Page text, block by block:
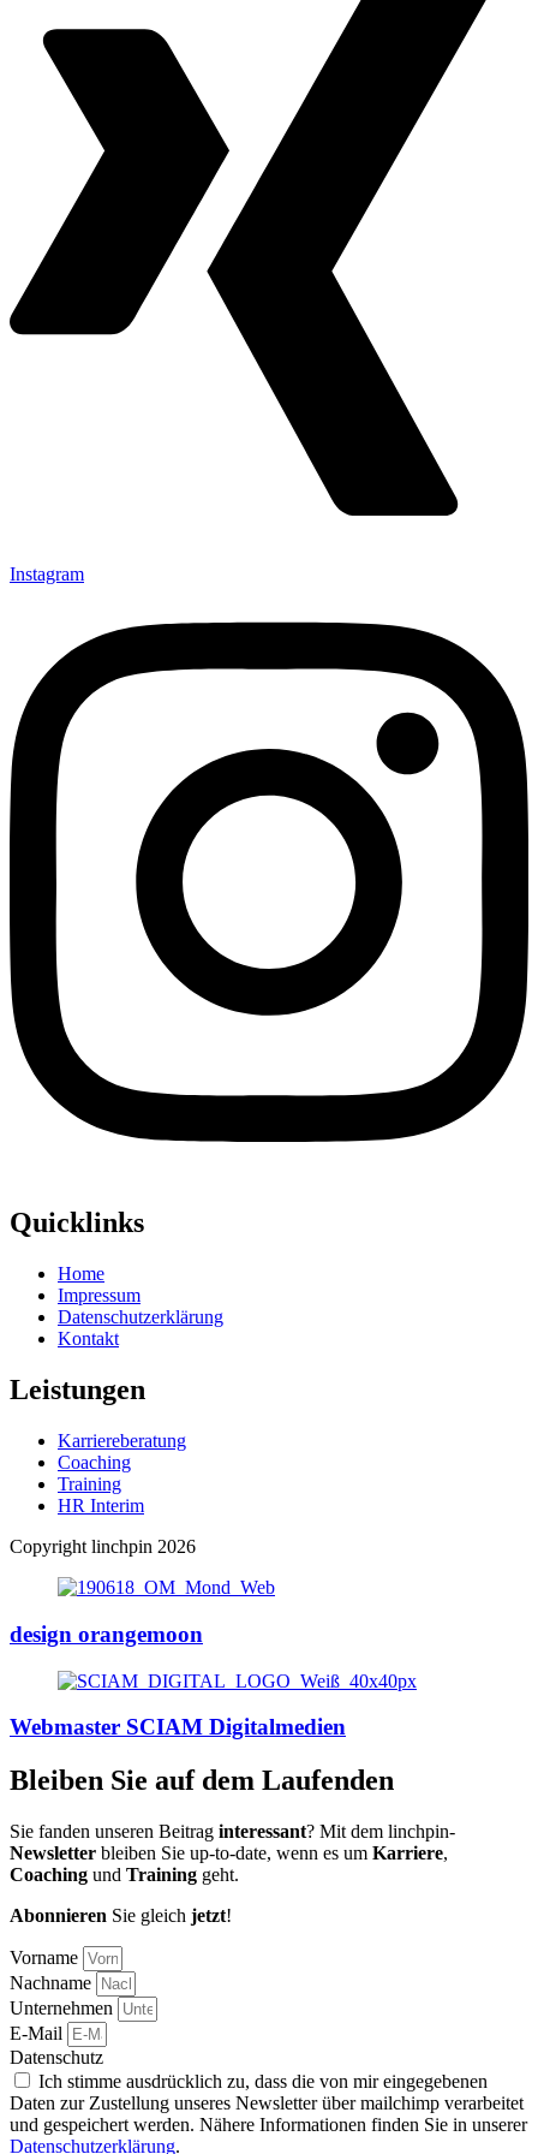
Instagram
Quicklinks
Home
Impressum
Datenschutzerklärung
Kontakt
Leistungen
Karriereberatung
Coaching
Training
HR Interim
Copyright linchpin 2026
design orangemoon
Webmaster SCIAM Digitalmedien
Bleiben Sie auf dem Laufenden
Sie fanden unseren Beitrag interessant? Mit dem linchpin-
Newsletter bleiben Sie up-to-date, wenn es um Karriere,
Coaching und Training geht.
Abonnieren Sie gleich jetzt!
Vorname
Nachname
Unternehmen
E-Mail
Datenschutz
Ich stimme ausdrücklich zu, dass die von mir eingegebenen
Daten zur Zustellung unseres Newsletter über mailchimp verarbeitet
und gespeichert werden. Nähere Informationen finden Sie in unserer
Datenschutzerklärung.